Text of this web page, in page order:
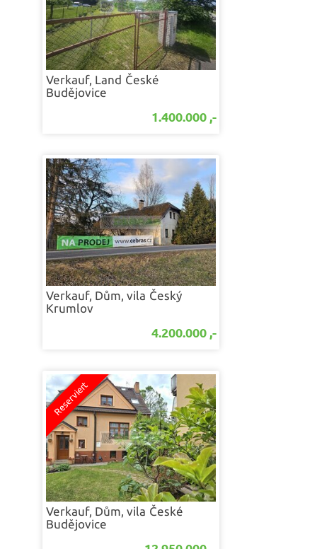
Verkauf, Land České
Budějovice
1.400.000 ,-
Verkauf, Dům, vila Český
Krumlov
4.200.000 ,-
Verkauf, Dům, vila České
Budějovice